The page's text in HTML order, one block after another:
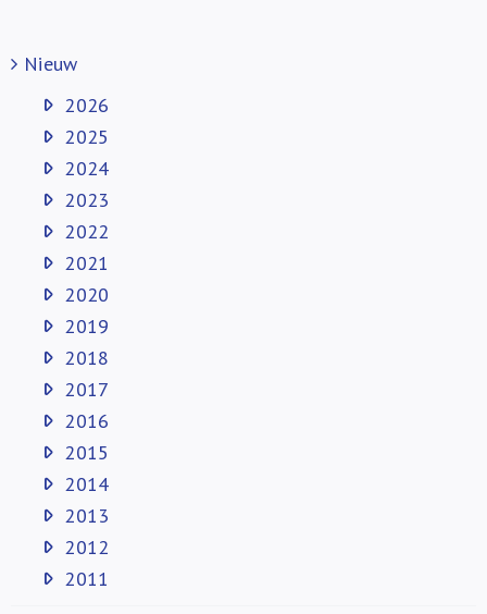
Nieuw
2026
2025
2024
2023
2022
2021
2020
2019
2018
2017
2016
2015
2014
2013
2012
2011